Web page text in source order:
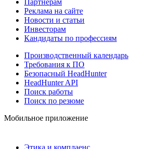
Реклама на сайте
Новости и статьи
Инвесторам
Кандидаты по профессиям
Производственный календарь
Требования к ПО
Безопасный HeadHunter
HeadHunter API
Поиск работы
Поиск по резюме
Мобильное приложение
Этика и комплаенс